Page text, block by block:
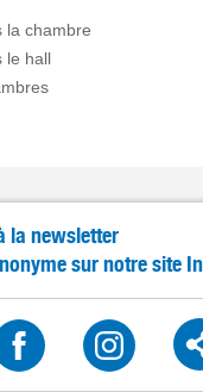
la chambre
le hall
la newsletter
sur notre site